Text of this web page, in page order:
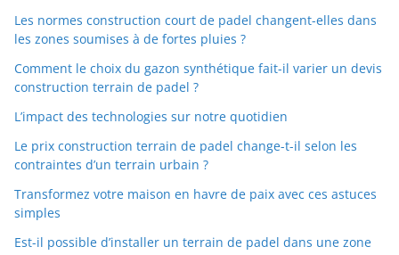
Les normes construction court de padel changent-elles dans
les zones soumises à de fortes pluies ?
Comment le choix du gazon synthétique fait-il varier un devis
construction terrain de padel ?
L’impact des technologies sur notre quotidien
Le prix construction terrain de padel change-t-il selon les
contraintes d’un terrain urbain ?
Transformez votre maison en havre de paix avec ces astuces
simples
Est-il possible d’installer un terrain de padel dans une zone